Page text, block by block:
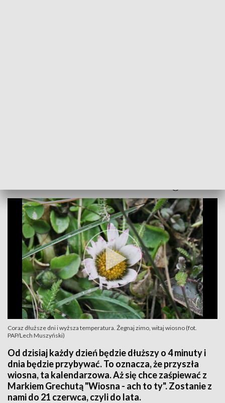
Coraz dłuższe dni i wyższa temperatura. Żegnaj zimo, witaj wiosno (fot.
PAP/Lech Muszyński)
Od dzisiaj każdy dzień będzie dłuższy o 4 minuty i
dnia będzie przybywać. To oznacza, że przyszła
wiosna, ta kalendarzowa. Aż się chce zaśpiewać z
Markiem Grechutą "Wiosna - ach to ty". Zostanie z
nami do 21 czerwca, czyli do lata.